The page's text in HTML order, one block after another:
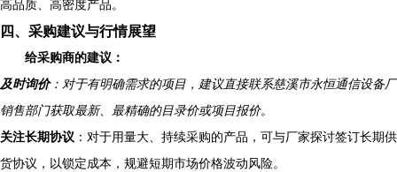
高品质、高密度产品。
四、采购建议与行情展望
给采购商的建议：
及时询价：对于有明确需求的项目，建议直接联系慈溪市永恒通信设备厂
销售部门获取最新、最精确的目录价或项目报价。
关注长期协议 ：对于用量大、持续采购的产品，可与厂家探讨签订长期供
货协议，以锁定成本，规避短期市场价格波动风险。